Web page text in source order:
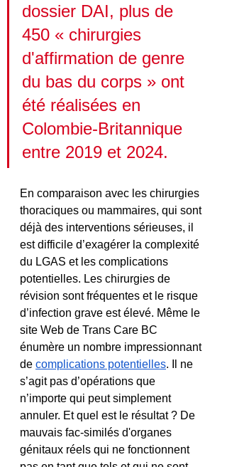
dossier DAI, plus de
450 « chirurgies
d'affirmation de genre
du bas du corps » ont
été réalisées en
Colombie-Britannique
entre 2019 et 2024.
En comparaison avec les chirurgies
thoraciques ou mammaires, qui sont
déjà des interventions sérieuses, il
est difficile d’exagérer la complexité
du LGAS et les complications
potentielles. Les chirurgies de
révision sont fréquentes et le risque
d’infection grave est élevé. Même le
site Web de Trans Care BC
énumère un nombre impressionnant
de complications potentielles. Il ne
s’agit pas d’opérations que
n’importe qui peut simplement
annuler. Et quel est le résultat ? De
mauvais fac-similés d'organes
génitaux réels qui ne fonctionnent